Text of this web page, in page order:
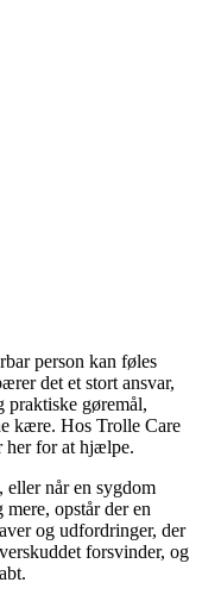
person kan føles
det et stort ansvar,
praktiske gøremål,
kære. Hos Trolle Care
her for at hjælpe.
når en sygdom
opstår der en
og udfordringer, der
forsvinder, og